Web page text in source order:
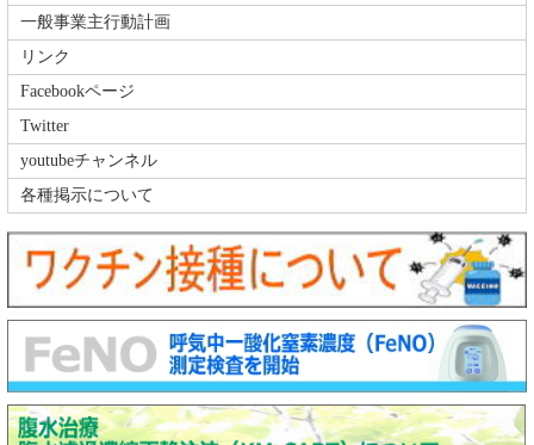
一般事業主行動計画
リンク
Facebookページ
Twitter
youtubeチャンネル
各種掲示について